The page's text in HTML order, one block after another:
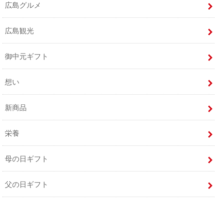
広島グルメ
広島観光
御中元ギフト
想い
新商品
栄養
母の日ギフト
父の日ギフト